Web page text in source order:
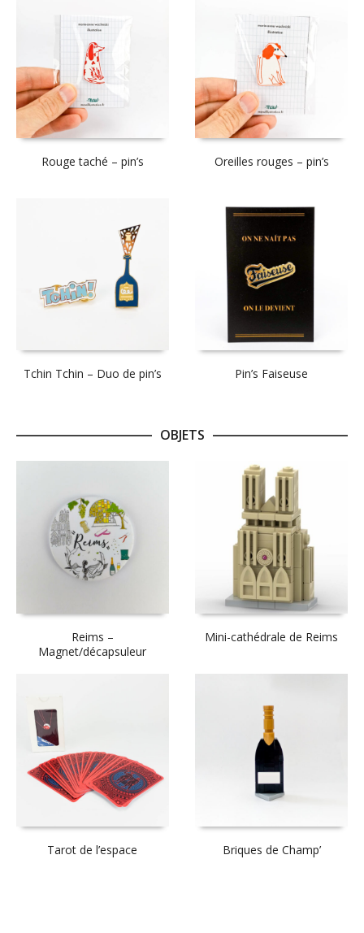
Rouge taché – pin’s Oreilles rouges – pin’s
Tchin Tchin – Duo de pin’s Pin’s Faiseuse
OBJETS
Reims –
Magnet/décapsuleur
Mini-cathédrale de Reims
Tarot de l’espace Briques de Champ’